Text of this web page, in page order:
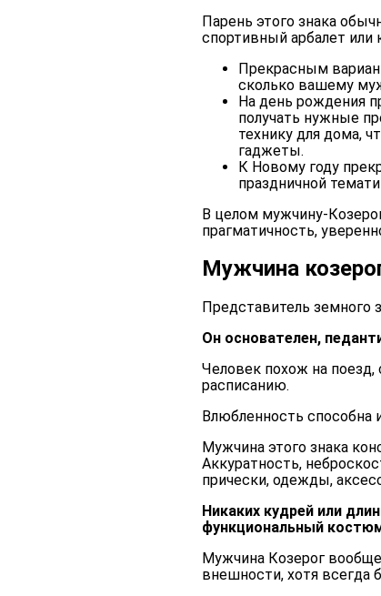
Парень этого знака
спортивный арбалет или
Прекрасным
сколько вашему
На день рождения
получать нужные
технику для дома,
гаджеты.
К Новому году
праздничной
В целом мужчину-
прагматичность,
Мужчина
Представитель земного
Он основателен,
Человек похож на
расписанию.
Влюбленность способна
Мужчина этого знака
Аккуратность,
прически, одежды,
Никаких кудрей или
функциональный
Мужчина Козерог
внешности, хотя всегда